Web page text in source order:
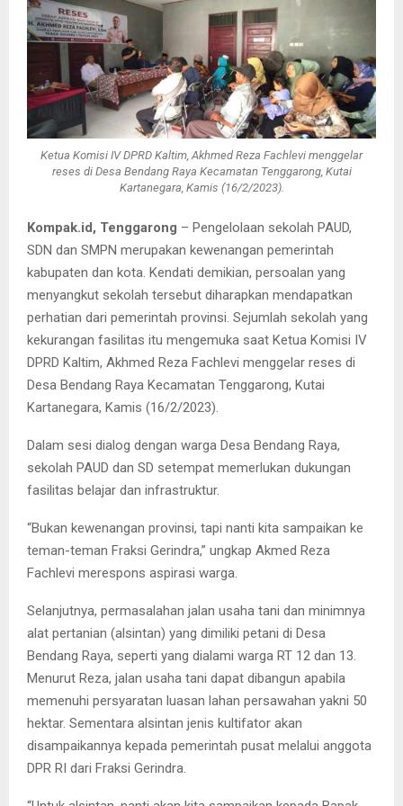
Ketua Komisi IV DPRD Kaltim, Akhmed Reza Fachlevi menggelar
reses di Desa Bendang Raya Kecamatan Tenggarong, Kutai
Kartanegara, Kamis (16/2/2023).
Kompak.id, Tenggarong – Pengelolaan sekolah PAUD,
SDN dan SMPN merupakan kewenangan pemerintah
kabupaten dan kota. Kendati demikian, persoalan yang
menyangkut sekolah tersebut diharapkan mendapatkan
perhatian dari pemerintah provinsi. Sejumlah sekolah yang
kekurangan fasilitas itu mengemuka saat Ketua Komisi IV
DPRD Kaltim, Akhmed Reza Fachlevi menggelar reses di
Desa Bendang Raya Kecamatan Tenggarong, Kutai
Kartanegara, Kamis (16/2/2023).
Dalam sesi dialog dengan warga Desa Bendang Raya,
sekolah PAUD dan SD setempat memerlukan dukungan
fasilitas belajar dan infrastruktur.
“Bukan kewenangan provinsi, tapi nanti kita sampaikan ke
teman-teman Fraksi Gerindra,” ungkap Akmed Reza
Fachlevi merespons aspirasi warga.
Selanjutnya, permasalahan jalan usaha tani dan minimnya
alat pertanian (alsintan) yang dimiliki petani di Desa
Bendang Raya, seperti yang dialami warga RT 12 dan 13.
Menurut Reza, jalan usaha tani dapat dibangun apabila
memenuhi persyaratan luasan lahan persawahan yakni 50
hektar. Sementara alsintan jenis kultifator akan
disampaikannya kepada pemerintah pusat melalui anggota
DPR RI dari Fraksi Gerindra.